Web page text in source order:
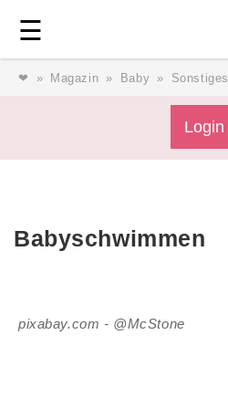
☰
❤ Magazin Baby Sonstiges
Login
Babyschwimmen
pixabay.com - @McStone
Forum